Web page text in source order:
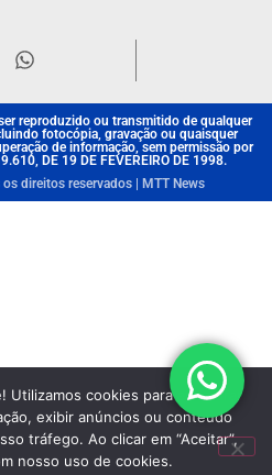
reproduzido ou transmitido de qualquer
fotocópia, gravação ou quaisquer
de informação, sem permissão por
DE 19 DE FEVEREIRO DE 1998.
direitos reservados | MTT News
Utilizamos cookies para aprimorar
exibir anúncios ou conteúdo
tráfego. Ao clicar em “Aceitar”,
nosso uso de cookies.